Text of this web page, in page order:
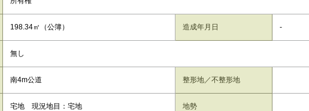
198.34㎡（公簿） 造成年月日 -
無し
南4m公道 整形地／不整形地
宅地 現況地目：宅地 地勢